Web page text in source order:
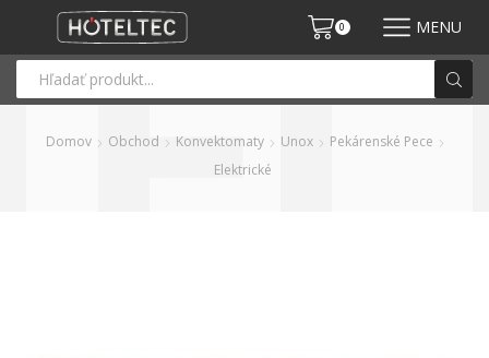
0 MENU
Domov Obchod Konvektomaty Unox
Pekárenské Pece
Elektrické